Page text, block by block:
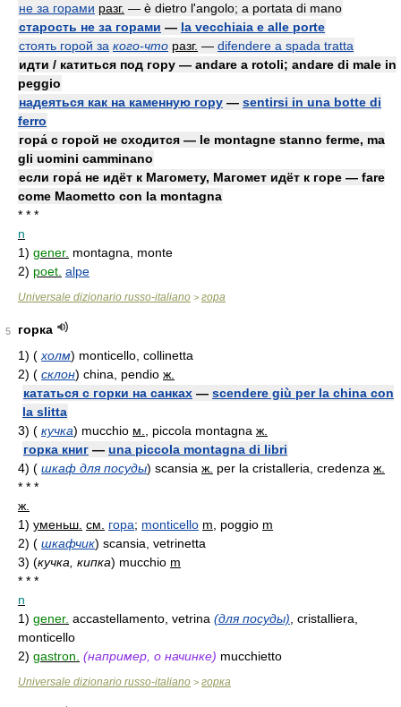
не за горами разг. — è dietro l'angolo; a portata di mano
старость не за горами — la vecchiaia e alle porte
стоять горой за кого-что разг. — difendere a spada tratta
идти / катиться под гору — andare a rotoli; andare di male in
peggio
надеяться как на каменную гору — sentirsi in una botte di
ferro
гора́ с горой не сходится — le montagne stanno ferme, ma
gli uomini camminano
если гора́ не идёт к Магомету, Магомет идёт к горе — fare
come Maometto con la montagna
* * *
n
1) gener. montagna, monte
2) poet. alpe
Universale dizionario russo-italiano > гора
5
горка
1) ( холм) monticello, collinetta
2) ( склон) china, pendio ж.
кататься с горки на санках — scendere giù per la china con
la slitta
3) ( кучка) mucchio м. , piccola montagna ж.
горка книг — una piccola montagna di libri
4) ( шкаф для посуды) scansia ж. per la cristalleria, credenza ж.
* * *
ж.
1) уменьш. см. гора; monticello m , poggio m
2) ( шкафчик) scansia, vetrinetta
3) (кучка, кипка) mucchio m
* * *
n
1) gener. accastellamento, vetrina (для посуды) , cristalliera,
monticello
2) gastron. (например, о начинке) mucchietto
Universale dizionario russo-italiano > горка